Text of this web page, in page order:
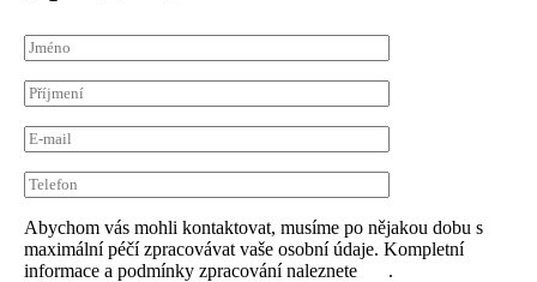
Abychom vás mohli kontaktovat, musíme po nějakou dobu s
maximální péčí zpracovávat vaše osobní údaje. Kompletní
informace a podmínky zpracování naleznete
.